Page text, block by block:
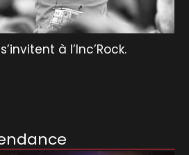
à l’Inc’Rock.